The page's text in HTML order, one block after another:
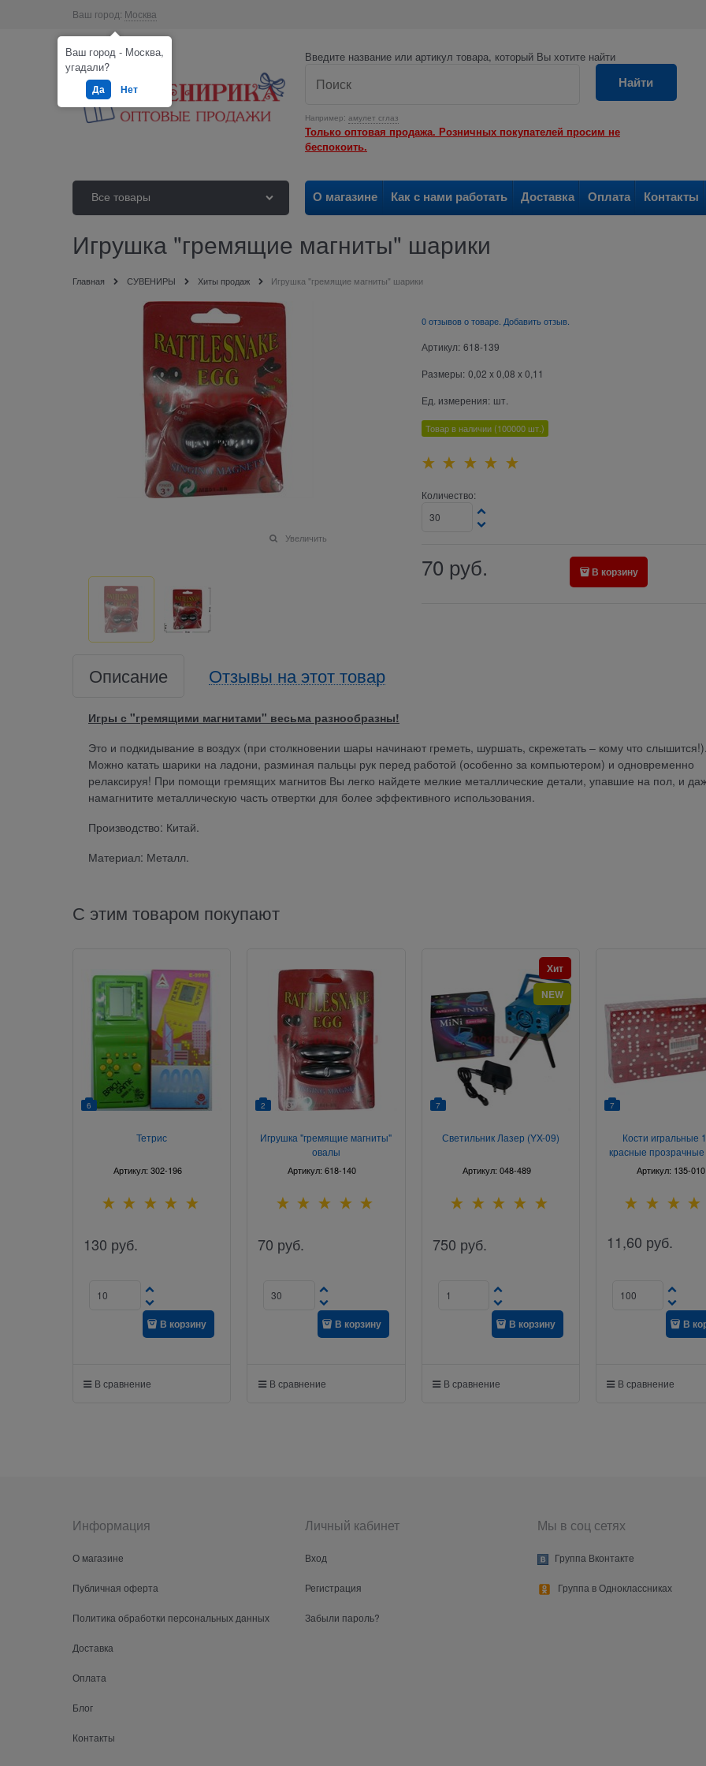
Ваш город: Москва
Введите название или артикул товара, который Вы хотите найти
Например: амулет сглаз
Найти
Только оптовая продажа. Розничных покупателей просим не
беспокоить.
Все товары О магазине Как с нами работать Доставка Оплата Контакты
Игрушка "гремящие магниты" шарики
Главная СУВЕНИРЫ Хиты продаж Игрушка "гремящие магниты" шарики
Увеличить
0 отзывов о товаре. Добавить отзыв.
Артикул: 618-139
Размеры: 0,02 x 0,08 x 0,11
Ед. измерения: шт.
Товар в наличии (100000 шт.)
Количество:
70 руб. В корзину
Описание Отзывы на этот товар
Игры с "гремящими магнитами" весьма разнообразны!
Это и подкидывание в воздух (при столкновении шары начинают греметь, шуршать, скрежетать – кому что
Можно катать шарики на ладони, разминая пальцы рук перед работой (особенно за компьютером) и одновременно
релаксируя! При помощи гремящих магнитов Вы легко найдете мелкие металлические детали, упавшие на пол, и
намагнитите металлическую часть отвертки для более эффективного использования.
Производство: Китай.
Материал: Металл.
С этим товаром покупают
6
Тетрис
Артикул:302-196
130 руб.
В корзину
В сравнение
2
Игрушка "гремящие магниты"
овалы
Артикул:618-140
70 руб.
В корзину
В сравнение
7
Светильник Лазер (YX-09)
Артикул: 048-489
Хит
NEW
750 руб.
В корзину
В сравнение
7
Кости игральные
красные
упаковка
Артикул: 135-010
11,60 руб.
В
В сравнение
Информация
О магазине
Публичная оферта
Политика обработки персональных данных
Доставка
Оплата
Блог
Контакты
Личный кабинет
Вход
Регистрация
Забыли пароль?
Мы в соц сетях
Группа Вконтакте
Группа в Одноклассниках
Ваш город - Москва,
угадали?
Да Нет